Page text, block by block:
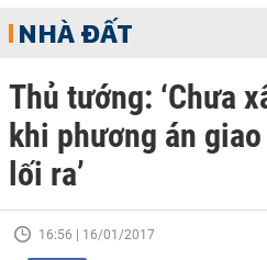
NHÀ ĐẤT
Thủ tướng: ‘Chưa
khi phương án
lối ra’
16:56 | 16/01/2017